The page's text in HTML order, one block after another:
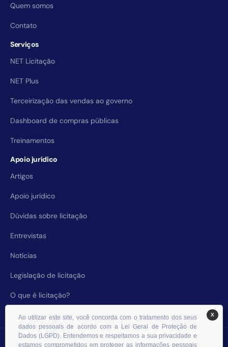
Quem somos
Contato
Serviços
NET Licitação
NET Plus
Terceirização das vendas ao governo
Dashboard de compras públicas
Treinamentos
Apoio jurídico
Artigos
Apoio jurídico
Dúvidas sobre licitação
Entrevistas
Notícias
Legislação de licitação
O que é licitação?
© 2026 RHS Licitações. Todos os direitos reservados.
X
Ao utilizar este site, você concorda com o tratamento dos seus
dados pessoais de acordo com a Lei Geral de Proteção de
Dados (LGPD). Entendemos e respeitamos a sua privacidade e
estamos comprometidos em proteger as informações pessoais